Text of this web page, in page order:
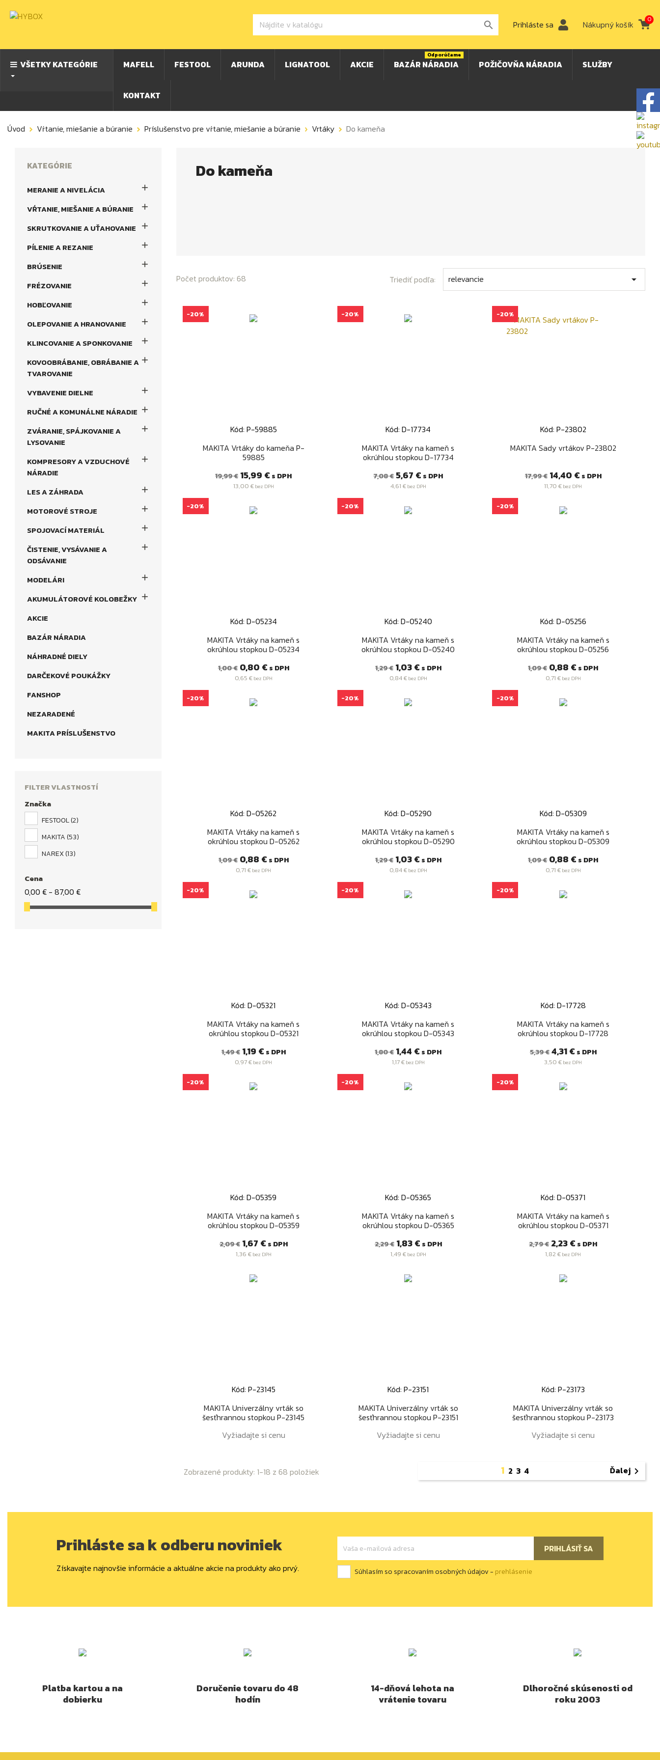
 Prihláste sa Nákupný košík 0
VŠETKY KATEGÓRIE MAFELL FESTOOL ARUNDA LIGNATOOL AKCIE BAZÁR NÁRADIA
Odporúčame
POŽIČOVŇA NÁRADIA SLUŽBY
KONTAKT
Úvod Vŕtanie, miešanie a búranie Príslušenstvo pre vŕtanie, miešanie a búranie Vrtáky Do kameňa
KATEGÓRIE
MERANIE A NIVELÁCIA 
VŔTANIE, MIEŠANIE A BÚRANIE 
SKRUTKOVANIE A UŤAHOVANIE 
PÍLENIE A REZANIE 
BRÚSENIE 
FRÉZOVANIE 
HOBĽOVANIE 
OLEPOVANIE A HRANOVANIE 
KLINCOVANIE A SPONKOVANIE 
KOVOOBRÁBANIE, OBRÁBANIE A
TVAROVANIE

VYBAVENIE DIELNE 
RUČNÉ A KOMUNÁLNE NÁRADIE 
ZVÁRANIE, SPÁJKOVANIE A
LYSOVANIE

KOMPRESORY A VZDUCHOVÉ
NÁRADIE

LES A ZÁHRADA 
MOTOROVÉ STROJE 
SPOJOVACÍ MATERIÁL 
ČISTENIE, VYSÁVANIE A
ODSÁVANIE

MODELÁRI 
AKUMULÁTOROVÉ KOLOBEŽKY 
AKCIE
BAZÁR NÁRADIA
NÁHRADNÉ DIELY
DARČEKOVÉ POUKÁŽKY
FANSHOP
NEZARADENÉ
MAKITA PRÍSLUŠENSTVO
FILTER VLASTNOSTÍ
Značka
FESTOOL(2)
MAKITA(53)
NAREX(13)
Cena
0,00 € - 87,00 €
Do kameňa
Počet produktov: 68 Triediť podľa: relevancie 
Kód: P-59885
MAKITA Vrtáky do kameňa P-
59885
Bežná
cena
19,99 € Cena
15,99 € s DPH
13,00 €bez DPH
-20%
Rýchly náhľad
Kód: D-17734
MAKITA Vrtáky na kameň s
okrúhlou stopkou D-17734
Bežná
cena
7,08 € Cena
5,67 € s DPH
4,61 €bez DPH
-20%
 Rýchly náhľad
Kód: P-23802
MAKITA Sady vrtákov P-23802
Bežná
cena
17,99 € Cena
14,40 € s DPH
11,70 € bez DPH
-20%
Rýchly náhľad
Kód: D-05234
MAKITA Vrtáky na kameň s
okrúhlou stopkou D-05234
Bežná
cena
1,00 € Cena
0,80 € s DPH
0,65 €bez DPH
-20%
 Rýchly náhľad
Kód: D-05240
MAKITA Vrtáky na kameň s
okrúhlou stopkou D-05240
Bežná
cena
1,29 € Cena
1,03 € s DPH
0,84 €bez DPH
-20%
 Rýchly náhľad
Kód: D-05256
MAKITA Vrtáky na kameň s
okrúhlou stopkou D-05256
Bežná
cena
1,09 € Cena
0,88 € s DPH
0,71 €bez DPH
-20%
 Rýchly náhľad
Kód: D-05262
MAKITA Vrtáky na kameň s
okrúhlou stopkou D-05262
Bežná
cena
1,09 € Cena
0,88 € s DPH
0,71 € bez DPH
-20%
 Rýchly náhľad
Kód: D-05290
MAKITA Vrtáky na kameň s
okrúhlou stopkou D-05290
Bežná
cena
1,29 € Cena
1,03 € s DPH
0,84 €bez DPH
-20%
 Rýchly náhľad
Kód: D-05309
MAKITA Vrtáky na kameň s
okrúhlou stopkou D-05309
Bežná
cena
1,09 € Cena
0,88 € s DPH
0,71 €bez DPH
-20%
 Rýchly náhľad
Kód: D-05321
MAKITA Vrtáky na kameň s
okrúhlou stopkou D-05321
Bežná
cena
1,49 € Cena
1,19 € s DPH
0,97 € bez DPH
-20%
 Rýchly náhľad
Kód: D-05343
MAKITA Vrtáky na kameň s
okrúhlou stopkou D-05343
Bežná
cena
1,80 € Cena
1,44 € s DPH
1,17 €bez DPH
-20%
 Rýchly náhľad
Kód: D-17728
MAKITA Vrtáky na kameň s
okrúhlou stopkou D-17728
Bežná
cena
5,39 € Cena
4,31 € s DPH
3,50 € bez DPH
-20%
 Rýchly náhľad
Kód: D-05359
MAKITA Vrtáky na kameň s
okrúhlou stopkou D-05359
Bežná
cena
2,09 € Cena
1,67 € s DPH
1,36 €bez DPH
-20%
 Rýchly náhľad
Kód: D-05365
MAKITA Vrtáky na kameň s
okrúhlou stopkou D-05365
Bežná
cena
2,29 € Cena
1,83 € s DPH
1,49 €bez DPH
-20%
 Rýchly náhľad
Kód: D-05371
MAKITA Vrtáky na kameň s
okrúhlou stopkou D-05371
Bežná
cena
2,79 € Cena
2,23 € s DPH
1,82 € bez DPH
-20%
 Rýchly náhľad
Kód: P-23145
MAKITA Univerzálny vrták so
šesťhrannou stopkou P-23145
Vyžiadajte si cenu
Rýchly náhľad
Kód: P-23151
MAKITA Univerzálny vrták so
šesťhrannou stopkou P-23151
Vyžiadajte si cenu
Rýchly náhľad
Kód: P-23173
MAKITA Univerzálny vrták so
šesťhrannou stopkou P-23173
Vyžiadajte si cenu
Rýchly náhľad
Zobrazené produkty: 1-18 z 68 položiek 1 2 3 4 Ďalej
Prihláste sa k odberu noviniek
Získavajte najnovšie informácie a aktuálne akcie na produkty ako prvý. Súhlasím so spracovaním osobných údajov - prehlásenie
Platba kartou a na
dobierku
Doručenie tovaru do 48
hodín
14-dňová lehota na
vrátenie tovaru
Dlhoročné skúsenosti od
roku 2003